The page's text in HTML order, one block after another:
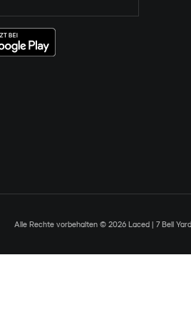
Alle Rechte vorbehalten © 2026 Laced | 7 Bell